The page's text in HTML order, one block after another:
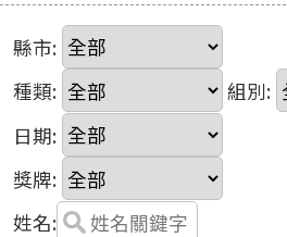
縣市:
種類:
組別:
日期:
獎牌:
姓名: